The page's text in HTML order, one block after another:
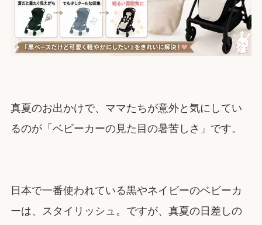
真夏のお出かけで、ママたちが意外と気にしてい
るのが「ベビーカーの見た目の暑苦しさ」です。
日本で一番使われている黒やネイビーのベビーカ
ーは、スタイリッシュ。ですが、真夏の日差しの